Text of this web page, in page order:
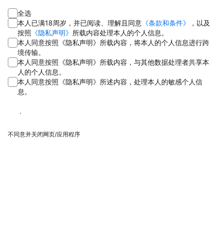
全选
本人已满18周岁，并已阅读、理解且同意 《条款和条件》
，以及
按照 《隐私声明》 所载内容处理本人的个人信息。
本人同意按照《隐私声明》所载内容，将本人的个人信息进行跨
境传输。
本人同意按照《隐私声明》所载内容，与其他数据处理者共享本
人的个人信息。
本人同意按照《隐私声明》所述内容，处理本人的敏感个人信
息。
同意
不同意并关闭网页/应用程序